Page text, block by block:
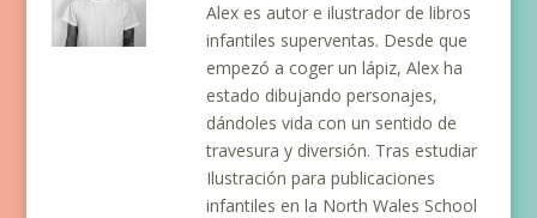
Alex es autor e ilustrador de libros
infantiles superventas. Desde que
empezó a coger un lápiz, Alex ha
estado dibujando personajes,
dándoles vida con un sentido de
travesura y diversión. Tras estudiar
Ilustración para publicaciones
infantiles en la North Wales School